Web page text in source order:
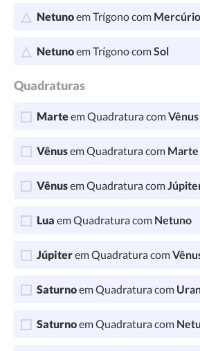
Netunoem Trígono com Mercúrio
Netunoem Trígono comSol
Quadraturas
Marteem Quadratura comVênus
Vênusem Quadratura com Marte
Vênusem Quadratura com
Lua em Quadratura com Netuno
Júpiterem Quadratura com
Saturnoem Quadratura com
Saturnoem Quadratura com